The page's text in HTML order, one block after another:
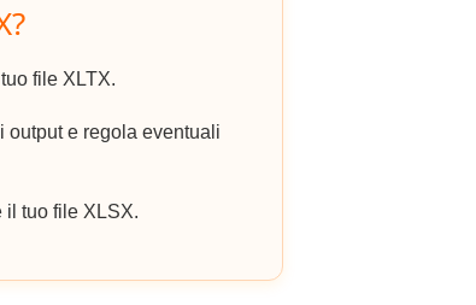
file XLTX.
output e regola eventuali
il tuo file XLSX.